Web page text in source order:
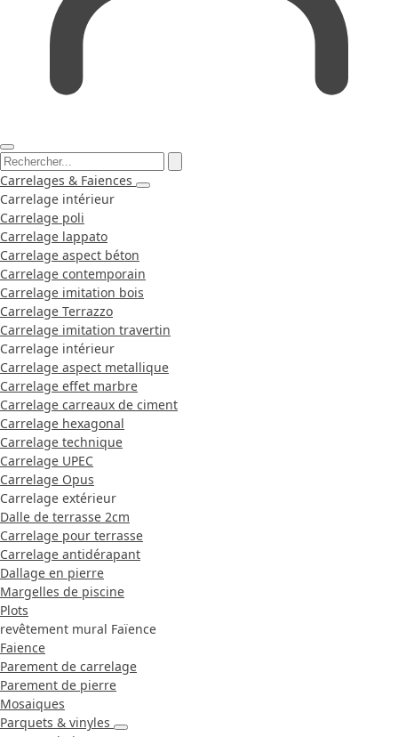
Carrelages & Faiences
Carrelage intérieur
Carrelage poli
Carrelage lappato
Carrelage aspect béton
Carrelage contemporain
Carrelage imitation bois
Carrelage Terrazzo
Carrelage imitation travertin
Carrelage intérieur
Carrelage aspect metallique
Carrelage effet marbre
Carrelage carreaux de ciment
Carrelage hexagonal
Carrelage technique
Carrelage UPEC
Carrelage Opus
Carrelage extérieur
Dalle de terrasse 2cm
Carrelage pour terrasse
Carrelage antidérapant
Dallage en pierre
Margelles de piscine
Plots
revêtement mural Faïence
Faience
Parement de carrelage
Parement de pierre
Mosaiques
Parquets & vinyles